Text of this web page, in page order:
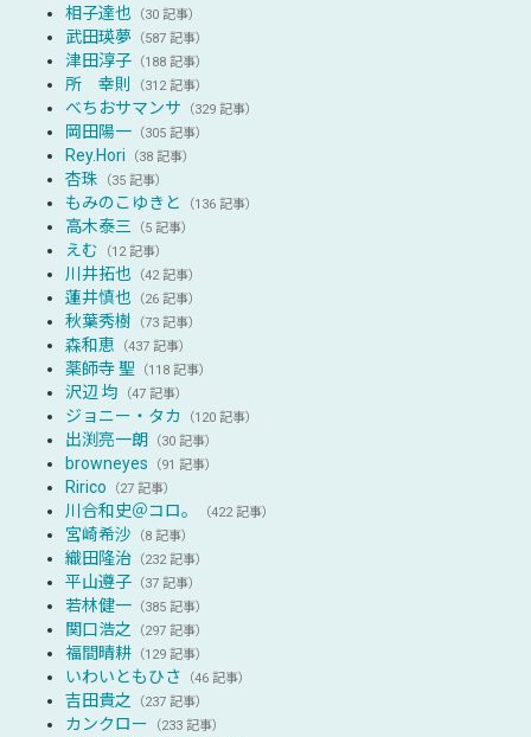
相子達也 （30 記事）
武田瑛夢 （587 記事）
津田淳子 （188 記事）
所 幸則 （312 記事）
べちおサマンサ （329 記事）
岡田陽一 （305 記事）
Rey.Hori （38 記事）
杏珠 （35 記事）
もみのこゆきと （136 記事）
高木泰三 （5 記事）
えむ （12 記事）
川井拓也 （42 記事）
蓮井慎也 （26 記事）
秋葉秀樹 （73 記事）
森和恵 （437 記事）
薬師寺 聖 （118 記事）
沢辺 均 （47 記事）
ジョニー・タカ （120 記事）
出渕亮一朗 （30 記事）
browneyes （91 記事）
Ririco （27 記事）
川合和史＠コロ。 （422 記事）
宮崎希沙 （8 記事）
織田隆治 （232 記事）
平山遵子 （37 記事）
若林健一 （385 記事）
関口浩之 （297 記事）
福間晴耕 （129 記事）
いわいともひさ （46 記事）
吉田貴之 （237 記事）
カンクロー （233 記事）